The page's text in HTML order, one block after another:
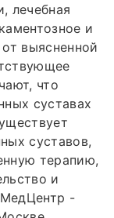
лечебная
и
выясненной
что
суставах
суставов,
терапию,
и
-